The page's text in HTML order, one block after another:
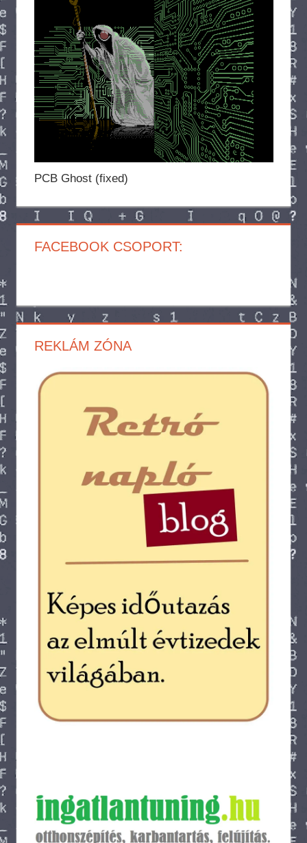
PCB Ghost (fixed)
FACEBOOK CSOPORT:
REKLÁM ZÓNA